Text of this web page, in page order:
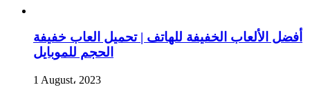
أفضل الألعاب الخفيفة للهاتف | تحميل العاب خفيفة
الحجم للموبايل
1 August، 2023